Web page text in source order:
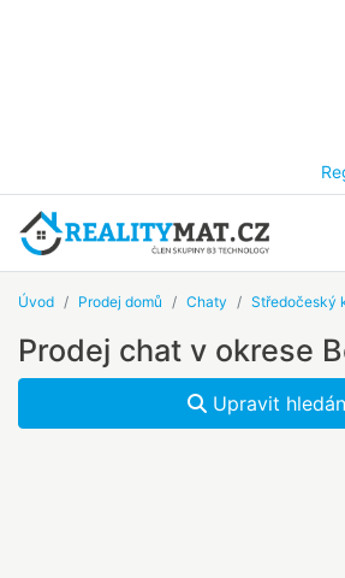
Úvod Prodej domů Chaty Středočeský
Prodej chat v okrese
Upravit